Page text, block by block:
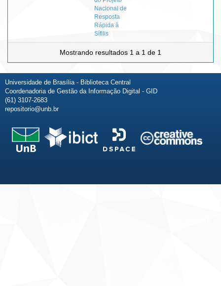
Nacional de
Resposta
Rápida à
Sífilis
Mostrando resultados 1 a 1 de 1
Universidade de Brasília - Biblioteca Central
Coordenadoria de Gestão da Informação Digital - GID
(61) 3107-2683
repositorio@unb.br